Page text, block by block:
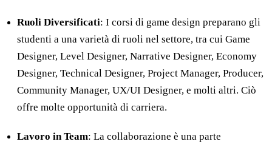
Ruoli Diversificati: I corsi di game design preparano gli
studenti a una varietà di ruoli nel settore, tra cui Game
Designer, Level Designer, Narrative Designer, Economy
Designer, Technical Designer, Project Manager, Producer,
Community Manager, UX/UI Designer, e molti altri. Ciò
offre molte opportunità di carriera.
Lavoro in Team: La collaborazione è una parte